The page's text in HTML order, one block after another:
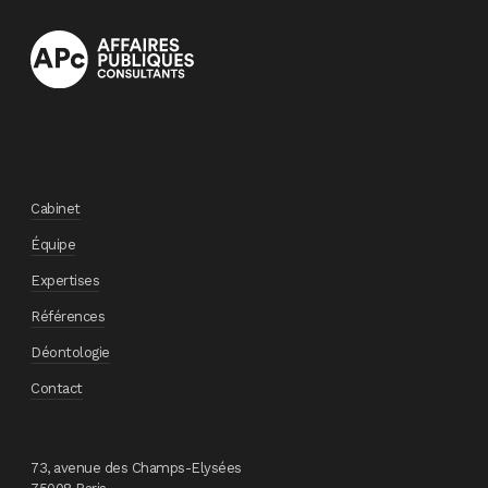
Cabinet
Équipe
Expertises
Références
Déontologie
Contact
73, avenue des Champs-Elysées